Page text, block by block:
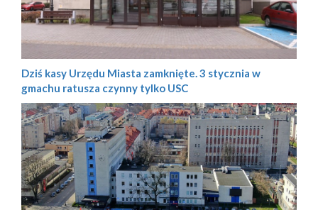
Dziś kasy Urzędu Miasta zamknięte. 3 stycznia w
gmachu ratusza czynny tylko USC